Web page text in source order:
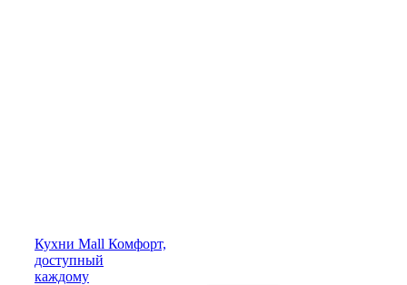
Кухни Mall Комфорт,
доступный
каждому